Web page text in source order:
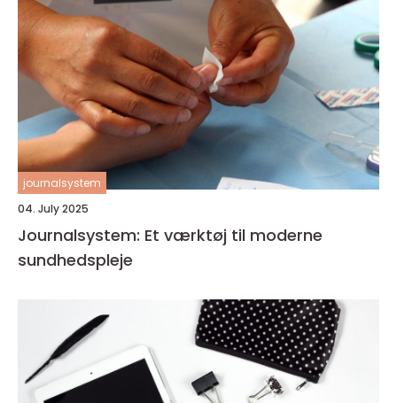
journalsystem
04. July 2025
Journalsystem: Et værktøj til moderne
sundhedspleje